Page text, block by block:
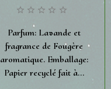
Parfum: Lavande et
fragrance de Fougère
aromatique. Emballage:
Papier recyclé fait à...